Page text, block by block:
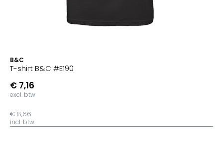
B&C
T-shirt B&C #E190
€ 7,16
excl. btw
€ 8,66
incl. btw